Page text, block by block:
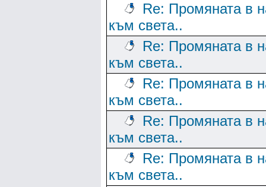
Re: Промяната в
към света..
Re: Промяната в
към света..
Re: Промяната в
към света..
Re: Промяната в
към света..
Re: Промяната в
към света..